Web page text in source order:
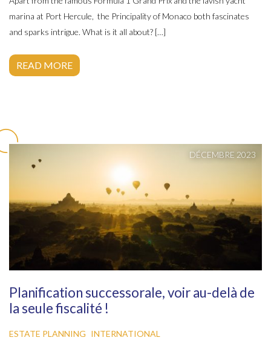
marina at Port Hercule, the Principality of Monaco both fascinates
and sparks intrigue. What is it all about? […]
READ MORE
DÉCEMBRE 2023
Planification successorale, voir au-delà de
la seule fiscalité !
ESTATE PLANNING INTERNATIONAL